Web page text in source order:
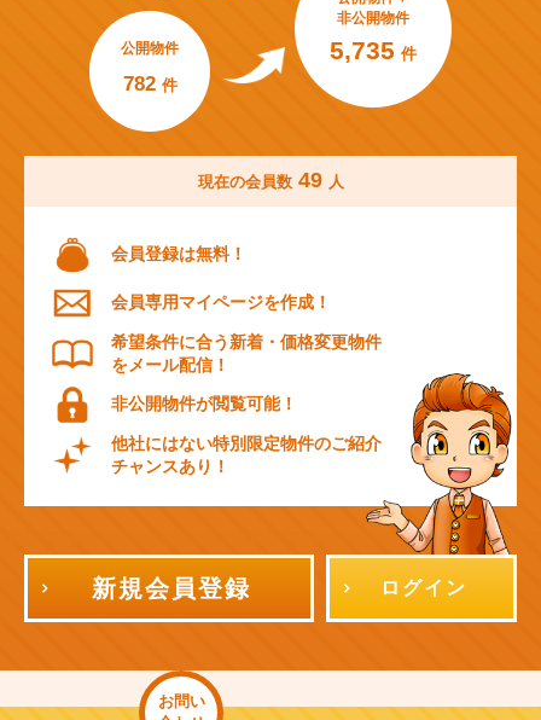
公開物件
782 件
非公開物件
5,735 件
現在の会員数 49 人
会員登録は無料！
会員専用マイページを作成！
希望条件に合う新着・価格変更物件
をメール配信！
非公開物件が閲覧可能！
他社にはない特別限定物件のご紹介
チャンスあり！
新規会員登録 ログイン
お問い